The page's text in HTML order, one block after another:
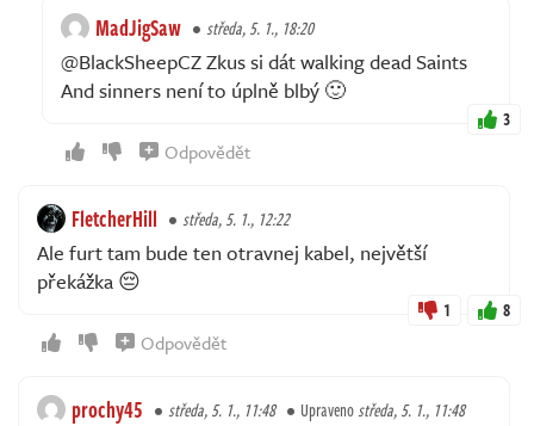
MadJigSaw středa, 5. 1., 18:20
@BlackSheepCZ Zkus si dát walking dead Saints
And sinners není to úplně blbý 🙂
3
Odpovědět
FletcherHill středa, 5. 1., 12:22
Ale furt tam bude ten otravnej kabel, největší
překážka 😔
1 8
Odpovědět
prochy45 středa, 5. 1., 11:48 Upravenostředa, 5. 1., 11:48